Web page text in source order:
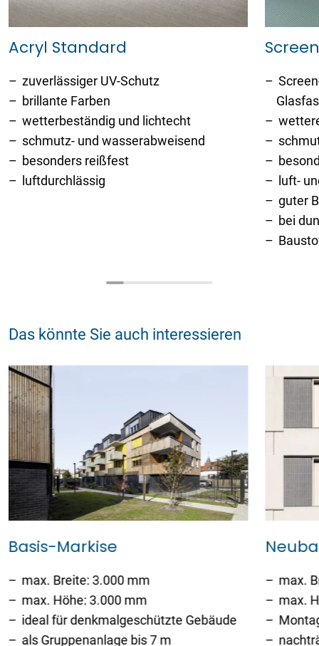
Acryl Standard
zuverlässiger UV-Schutz
brillante Farben
wetterbeständig und lichtecht
schmutz- und wasserabweisend
besonders reißfest
luftdurchlässig
luft-
guter
bei
Das könnte Sie auch interessieren
Basis-Markise
max. Breite: 3.000 mm
max. Höhe: 3.000 mm
ideal für denkmalgeschützte Gebäude
als Gruppenanlage bis 7 m
max.
max.